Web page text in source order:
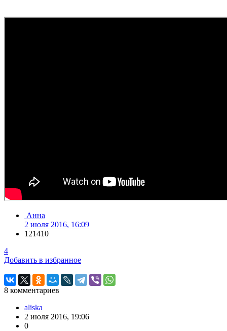
Анна
2 июля 2016, 16:09
121410
4
Добавить в избранное
8 комментариев
aliska
2 июля 2016, 19:06
0